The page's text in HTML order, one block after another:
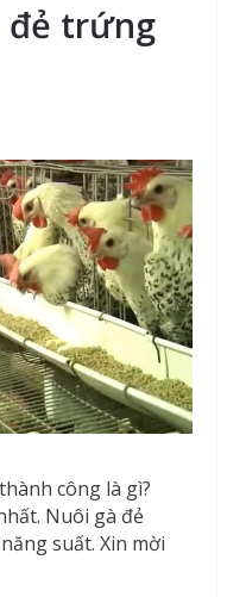
đẻ trứng
công là gì?
Nuôi gà đẻ
suất. Xin mời